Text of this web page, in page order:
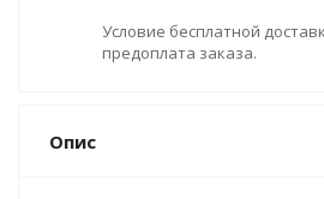
Условие бесплатной
предоплата заказа.
Опис